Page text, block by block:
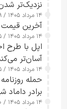
نزدیک‌تر
۱۴ مرداد ۱۴۰۵ / ۱۵:۴۹
آخرین قیمت طلا و
۱۴ مرداد ۱۴۰۵ / ۱۲:۱۵
اپل با طرح
آسان‌تر
۱۴ مرداد ۱۴۰۵ / ۱۰:۰۵
حمله
برادر
۱۴ مرداد ۱۴۰۵ / ۰۸:۰۰